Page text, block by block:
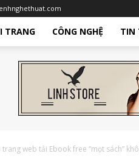
TRANG CÔNG NGHỆ TIN
trang web tải Ebook free “mọt sách”